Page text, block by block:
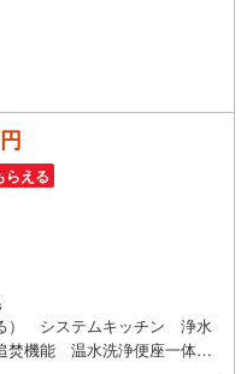
らえる
） システムキッチン 浄水
機能 温水洗浄便座一体型